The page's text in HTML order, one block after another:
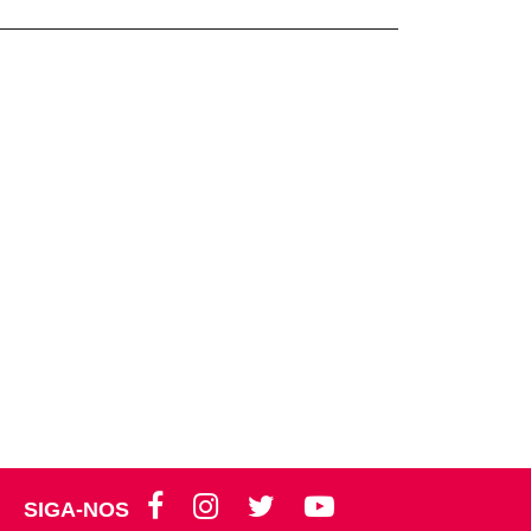
SIGA-NOS